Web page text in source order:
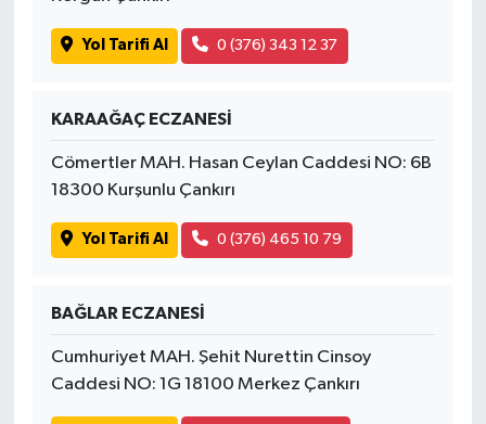
Yol Tarifi Al 0 (376) 343 12 37
KARAAĞAÇ ECZANESİ
Cömertler MAH. Hasan Ceylan Caddesi NO: 6B
18300 Kurşunlu Çankırı
Yol Tarifi Al 0 (376) 465 10 79
BAĞLAR ECZANESİ
Cumhuriyet MAH. Şehit Nurettin Cinsoy
Caddesi NO: 1G 18100 Merkez Çankırı